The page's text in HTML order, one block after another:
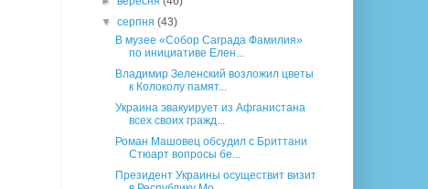
▼серпня(43)
В музее «Собор Саграда Фамилия»
по инициативе Елен...
Владимир Зеленский возложил цветы
к Колоколу памят...
Украина эвакуирует из Афганистана
всех своих гражд...
Роман Машовец обсудил с Бриттани
Стюарт вопросы бе...
Президент Украины осуществит визит